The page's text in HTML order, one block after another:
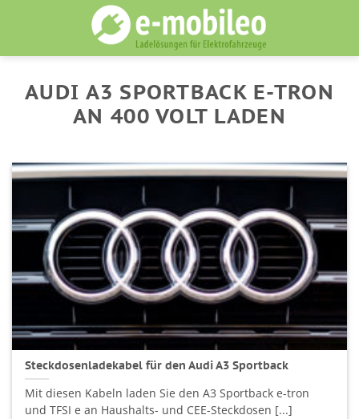
AUDI A3 SPORTBACK E-TRON
AN 400 VOLT LADEN
Steckdosenladekabel für den Audi A3 Sportback
Mit diesen Kabeln laden Sie den A3 Sportback e-tron
und TFSI e an Haushalts- und CEE-Steckdosen [...]